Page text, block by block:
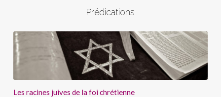
Prédications
Les racines juives de la foi chrétienne